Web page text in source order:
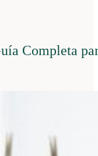
Completa